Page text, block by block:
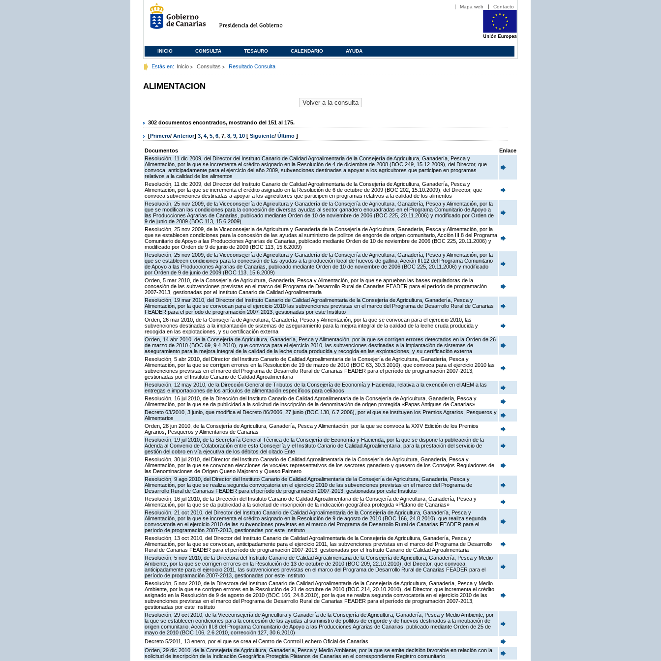
Mapa web Contacto
INICIO CONSULTA TESAURO CALENDARIO AYUDA
Estás en: Inicio Consultas Resultado Consulta
ALIMENTACION
302 documentos encontrados, mostrando del 151 al 175.
[Primero/ Anterior] 3, 4, 5, 6, 7, 8, 9, 10 [ Siguiente/ Último ]
Documentos
Enlace
Resolución, 11 dic 2009, del Director del Instituto Canario de Calidad Agroalimentaria de la Consejería de Agricultura, Ganadería, Pesca y
Alimentación, por la que se incrementa el crédito asignado en la Resolución de 4 de diciembre de 2008 (BOC 249, 15.12.2009), del Director, que
convoca, anticipadamente para el ejercicio del año 2009, subvenciones destinadas a apoyar a los agricultores que participen en programas
relativos a la calidad de los alimentos
Resolución, 11 dic 2009, del Director del Instituto Canario de Calidad Agroalimentaria de la Consejería de Agricultura, Ganadería, Pesca y
Alimentación, por la que se incrementa el crédito asignado en la Resolución de 6 de octubre de 2009 (BOC 202, 15.10.2009), del Director, que
convoca subvenciones destinadas a apoyar a los agricultores que participen en programas relativos a la calidad de los alimentos
Resolución, 25 nov 2009, de la Viceconsejería de Agricultura y Ganadería de la Consejería de Agricultura, Ganadería, Pesca y Alimentación, por la
que se modifican las condiciones para la concesión de diversas ayudas al sector ganadero encuadradas en el Programa Comunitario de Apoyo a
las Producciones Agrarias de Canarias, publicado mediante Orden de 10 de noviembre de 2006 (BOC 225, 20.11.2006) y modificado por Orden de
9 de junio de 2009 (BOC 113, 15.6.2009)
Resolución, 25 nov 2009, de la Viceconsejería de Agricultura y Ganadería de la Consejería de Agricultura, Ganadería, Pesca y Alimentación, por la
que se establecen condiciones para la concesión de las ayudas al suministro de pollitos de engorde de origen comunitario, Acción III.8 del Programa
Comunitario de Apoyo a las Producciones Agrarias de Canarias, publicado mediante Orden de 10 de noviembre de 2006 (BOC 225, 20.11.2006) y
modificado por Orden de 9 de junio de 2009 (BOC 113, 15.6.2009)
Resolución, 25 nov 2009, de la Viceconsejería de Agricultura y Ganadería de la Consejería de Agricultura, Ganadería, Pesca y Alimentación, por la
que se establecen condiciones para la concesión de las ayudas a la producción local de huevos de gallina, Acción III.12 del Programa Comunitario
de Apoyo a las Producciones Agrarias de Canarias, publicado mediante Orden de 10 de noviembre de 2006 (BOC 225, 20.11.2006) y modificado
por Orden de 9 de junio de 2009 (BOC 113, 15.6.2009)
Orden, 5 mar 2010, de la Consejería de Agricultura, Ganadería, Pesca y Alimentación, por la que se aprueban las bases reguladoras de la
concesión de las subvenciones previstas en el marco del Programa de Desarrollo Rural de Canarias FEADER para el período de programación
2007-2013, gestionadas por el Instituto Canario de Calidad Agroalimentaria
Resolución, 19 mar 2010, del Director del Instituto Canario de Calidad Agroalimentaria de la Consejería de Agricultura, Ganadería, Pesca y
Alimentación, por la que se convocan para el ejercicio 2010 las subvenciones previstas en el marco del Programa de Desarrollo Rural de Canarias
FEADER para el período de programación 2007-2013, gestionadas por este Instituto
Orden, 26 mar 2010, de la Consejería de Agricultura, Ganadería, Pesca y Alimentación, por la que se convocan para el ejercicio 2010, las
subvenciones destinadas a la implantación de sistemas de aseguramiento para la mejora integral de la calidad de la leche cruda producida y
recogida en las explotaciones, y su certificación externa
Orden, 14 abr 2010, de la Consejería de Agricultura, Ganadería, Pesca y Alimentación, por la que se corrigen errores detectados en la Orden de 26
de marzo de 2010 (BOC 69, 9.4.2010), que convoca para el ejercicio 2010, las subvenciones destinadas a la implantación de sistemas de
aseguramiento para la mejora integral de la calidad de la leche cruda producida y recogida en las explotaciones, y su certificación externa
Resolución, 5 abr 2010, del Director del Instituto Canario de Calidad Agroalimentaria de la Consejería de Agricultura, Ganadería, Pesca y
Alimentación, por la que se corrigen errores en la Resolución de 19 de marzo de 2010 (BOC 63, 30.3.2010), que convoca para el ejercicio 2010 las
subvenciones previstas en el marco del Programa de Desarrollo Rural de Canarias FEADER para el período de programación 2007-2013,
gestionadas por el Instituto Canario de Calidad Agroalimentaria
Resolución, 12 may 2010, de la Dirección General de Tributos de la Consejería de Economía y Hacienda, relativa a la exención en el AIEM a las
entregas e importaciones de los artículos de alimentación específicos para celíacos
Resolución, 16 jul 2010, de la Dirección del Instituto Canario de Calidad Agroalimentaria de la Consejería de Agricultura, Ganadería, Pesca y
Alimentación, por la que se da publicidad a la solicitud de inscripción de la denominación de origen protegida «Papas Antiguas de Canarias»
Decreto 63/2010, 3 junio, que modifica el Decreto 86/2006, 27 junio (BOC 130, 6.7.2006), por el que se instituyen los Premios Agrarios, Pesqueros y
Alimentarios
Orden, 28 jun 2010, de la Consejería de Agricultura, Ganadería, Pesca y Alimentación, por la que se convoca la XXIV Edición de los Premios
Agrarios, Pesqueros y Alimentarios de Canarias
Resolución, 19 jul 2010, de la Secretaría General Técnica de la Consejería de Economía y Hacienda, por la que se dispone la publicación de la
Adenda al Convenio de Colaboración entre esta Consejería y el Instituto Canario de Calidad Agroalimentaria, para la prestación del servicio de
gestión del cobro en vía ejecutiva de los débitos del citado Ente
Resolución, 30 jul 2010, del Director del Instituto Canario de Calidad Agroalimentaria de la Consejería de Agricultura, Ganadería, Pesca y
Alimentación, por la que se convocan elecciones de vocales representativos de los sectores ganadero y quesero de los Consejos Reguladores de
las Denominaciones de Origen Queso Majorero y Queso Palmero
Resolución, 9 ago 2010, del Director del Instituto Canario de Calidad Agroalimentaria de la Consejería de Agricultura, Ganadería, Pesca y
Alimentación, por la que se realiza segunda convocatoria en el ejercicio 2010 de las subvenciones previstas en el marco del Programa de
Desarrollo Rural de Canarias FEADER para el período de programación 2007-2013, gestionadas por este Instituto
Resolución, 16 jul 2010, de la Dirección del Instituto Canario de Calidad Agroalimentaria de la Consejería de Agricultura, Ganadería, Pesca y
Alimentación, por la que se da publicidad a la solicitud de inscripción de la indicación geográfica protegida «Plátano de Canarias»
Resolución, 21 oct 2010, del Director del Instituto Canario de Calidad Agroalimentaria de la Consejería de Agricultura, Ganadería, Pesca y
Alimentación, por la que se incrementa el crédito asignado en la Resolución de 9 de agosto de 2010 (BOC 166, 24.8.2010), que realiza segunda
convocatoria en el ejercicio 2010 de las subvenciones previstas en el marco del Programa de Desarrollo Rural de Canarias FEADER para el
período de programación 2007-2013, gestionadas por este Instituto
Resolución, 13 oct 2010, del Director del Instituto Canario de Calidad Agroalimentaria de la Consejería de Agricultura, Ganadería, Pesca y
Alimentación, por la que se convocan, anticipadamente para el ejercicio 2011, las subvenciones previstas en el marco del Programa de Desarrollo
Rural de Canarias FEADER para el período de programación 2007-2013, gestionadas por el Instituto Canario de Calidad Agroalimentaria
Resolución, 5 nov 2010, de la Directora del Instituto Canario de Calidad Agroalimentaria de la Consejería de Agricultura, Ganadería, Pesca y Medio
Ambiente, por la que se corrigen errores en la Resolución de 13 de octubre de 2010 (BOC 209, 22.10.2010), del Director, que convoca,
anticipadamente para el ejercicio 2011, las subvenciones previstas en el marco del Programa de Desarrollo Rural de Canarias FEADER para el
período de programación 2007-2013, gestionadas por este Instituto
Resolución, 5 nov 2010, de la Directora del Instituto Canario de Calidad Agroalimentaria de la Consejería de Agricultura, Ganadería, Pesca y Medio
Ambiente, por la que se corrigen errores en la Resolución de 21 de octubre de 2010 (BOC 214, 20.10.2010), del Director, que incrementa el crédito
asignado en la Resolución de 9 de agosto de 2010 (BOC 166, 24.8.2010), por la que se realiza segunda convocatoria en el ejercicio 2010 de las
subvenciones previstas en el marco del Programa de Desarrollo Rural de Canarias FEADER para el período de programación 2007-2013,
gestionadas por este Instituto
Resolución, 29 oct 2010, de la Viceconsejería de Agricultura y Ganadería de la Consejería de Agricultura, Ganadería, Pesca y Medio Ambiente, por
la que se establecen condiciones para la concesión de las ayudas al suministro de pollitos de engorde y de huevos destinados a la incubación de
origen comunitario, Acción III.8 del Programa Comunitario de Apoyo a las Producciones Agrarias de Canarias, publicado mediante Orden de 25 de
mayo de 2010 (BOC 106, 2.6.2010, corrección 127, 30.6.2010)
Decreto 5/2011, 13 enero, por el que se crea el Centro de Control Lechero Oficial de Canarias
Orden, 29 dic 2010, de la Consejería de Agricultura, Ganadería, Pesca y Medio Ambiente, por la que se emite decisión favorable en relación con la
solicitud de inscripción de la Indicación Geográfica Protegida Plátanos de Canarias en el correspondiente Registro comunitario